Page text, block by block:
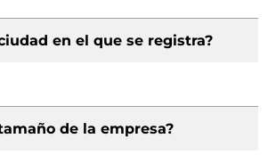
en el que se registra?
de la empresa?